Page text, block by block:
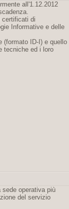
all'1.12.2012
certificati di
Informative e delle
(formato ID-I) e quello
tecniche ed i loro
sede operativa più
del servizio